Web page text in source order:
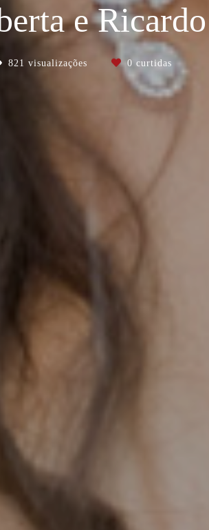
e Ricardo
821 visualizações 0 curtidas